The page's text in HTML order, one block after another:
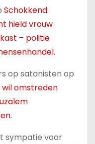
Schokkend:
hield vrouw
– politie
op satanisten op
wil omstreden
sympatie voor